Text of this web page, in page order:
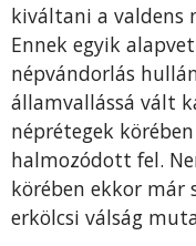
kiváltani a valdens
Ennek egyik
népvándorlás
államvallássá vált
néprétegek
halmozódott fel.
körében ekkor
erkölcsi válság